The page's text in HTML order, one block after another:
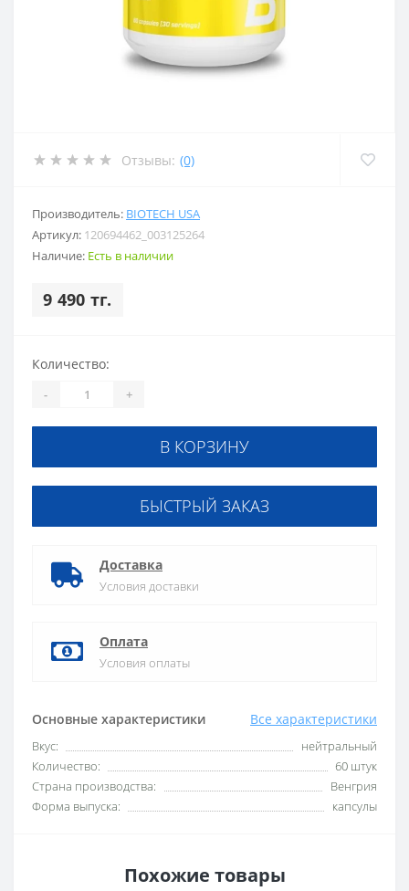
Отзывы: (0)
Производитель: BIOTECH USA
Артикул: 120694462_003125264
Наличие: Есть в наличии
9 490 тг.
Основные характеристики Все характеристики
Вкус:
нейтральный
Количество:
60 штук
Страна производства:
Венгрия
Форма выпуска:
капсулы
Количество:
- +
В КОРЗИНУ
БЫСТРЫЙ ЗАКАЗ
Доставка
Условия доставки
Оплата
Условия оплаты
Похожие товары